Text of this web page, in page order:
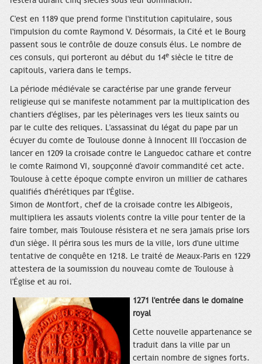
C'est en 1189 que prend forme l'institution capitulaire, sous
l'impulsion du comte Raymond V. Désormais, la Cité et le Bourg
passent sous le contrôle de douze consuls élus. Le nombre de
ces consuls, qui porteront au début du 14e siècle le titre de
capitouls, variera dans le temps.
La période médiévale se caractérise par une grande ferveur
religieuse qui se manifeste notamment par la multiplication des
chantiers d'églises, par les pèlerinages vers les lieux saints ou
par le culte des reliques. L'assassinat du légat du pape par un
écuyer du comte de Toulouse donne à Innocent III l'occasion de
lancer en 1209 la croisade contre le Languedoc cathare et contre
le comte Raimond VI, soupçonné d'avoir commandité cet acte.
Toulouse à cette époque compte environ un millier de cathares
qualifiés d'hérétiques par l'Église.
Simon de Montfort, chef de la croisade contre les Albigeois,
multipliera les assauts violents contre la ville pour tenter de la
faire tomber, mais Toulouse résistera et ne sera jamais prise lors
d'un siège. Il périra sous les murs de la ville, lors d'une ultime
tentative de conquête en 1218. Le traité de Meaux-Paris en 1229
attestera de la soumission du nouveau comte de Toulouse à
l'Église et au roi.
1271 l'entrée dans le domaine
royal
Cette nouvelle appartenance se
traduit dans la ville par un
certain nombre de signes forts.